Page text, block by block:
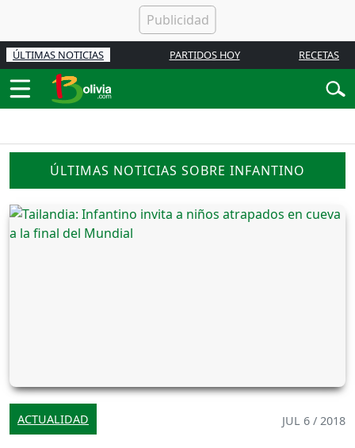
ÚLTIMAS NOTICIAS PARTIDOS HOY RECETAS
ÚLTIMAS NOTICIAS SOBRE INFANTINO
ACTUALIDAD JUL 6 / 2018